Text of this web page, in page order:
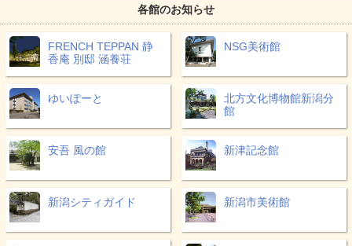
各館のお知らせ
FRENCH TEPPAN 静
香庵 別邸 涵養荘
NSG美術館
ゆいぽーと
北方文化博物館新潟分
館
安吾 風の館 新津記念館
新潟シティガイド 新潟市美術館